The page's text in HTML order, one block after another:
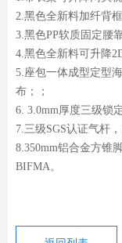
2.黑色全新料加纤背
3.黑色PP软质固定腰
4.黑色全新料可升降
5.座包一体成型定型
布；；
6. 3.0mm厚度三级锁
7.三级SGS认证气杆，
8.350mm铝合金方锥
BIFMA。